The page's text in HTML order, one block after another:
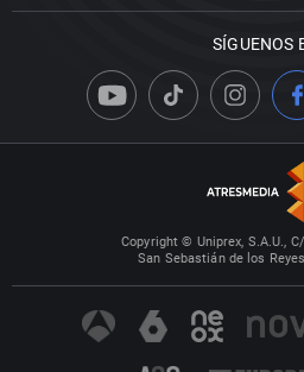
SÍGUENOS
Copyright © Uniprex, S.A.U.,
San Sebastián de los